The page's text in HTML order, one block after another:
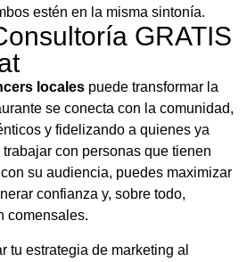
estén en la misma sintonía.
GRATIS
locales puede transformar la
se conecta con la comunidad,
y fidelizando a quienes ya
con personas que tienen
su audiencia, puedes maximizar
confianza y, sobre todo,
comensales.
tu estrategia de marketing al